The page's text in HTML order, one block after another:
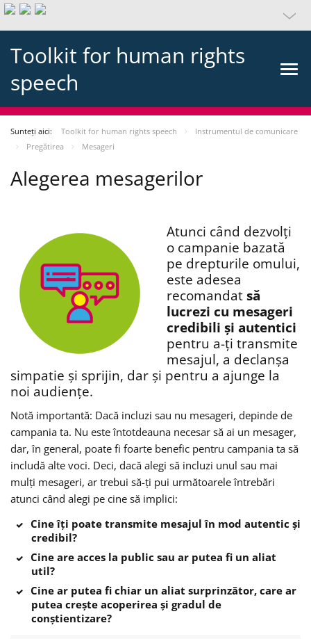
Toolkit for human rights
speech
Sunteți aici: Toolkit for human rights speech
Instrumentul de comunicare
Pregătirea
Mesageri
Alegerea mesagerilor
Atunci când dezvolți
o campanie bazată
pe drepturile omului,
este adesea
recomandatsă
lucrezi cu mesageri
credibili și autentici
pentru a-ți transmite
mesajul, a declanșa
simpatie și sprijin, dar și pentru a ajunge la
noi audiențe.
Notă importantă: Dacă incluzi sau nu mesageri, depinde de
campania ta. Nu este întotdeauna necesar să ai un mesager,
dar, în general, poate fi foarte benefic pentru campania ta să
includă alte voci. Deci, dacă alegi să incluzi unul sau mai
mulți mesageri, ar trebui să-ți pui următoarele întrebări
atunci când alegi pe cine să implici:
Cine îți poate transmite mesajul în mod autentic și
credibil?
Cine are acces la public sau ar putea fi un aliat
util?
Cine ar putea fi chiar un aliat surprinzător, care ar
putea crește acoperirea și gradul de
conștientizare?